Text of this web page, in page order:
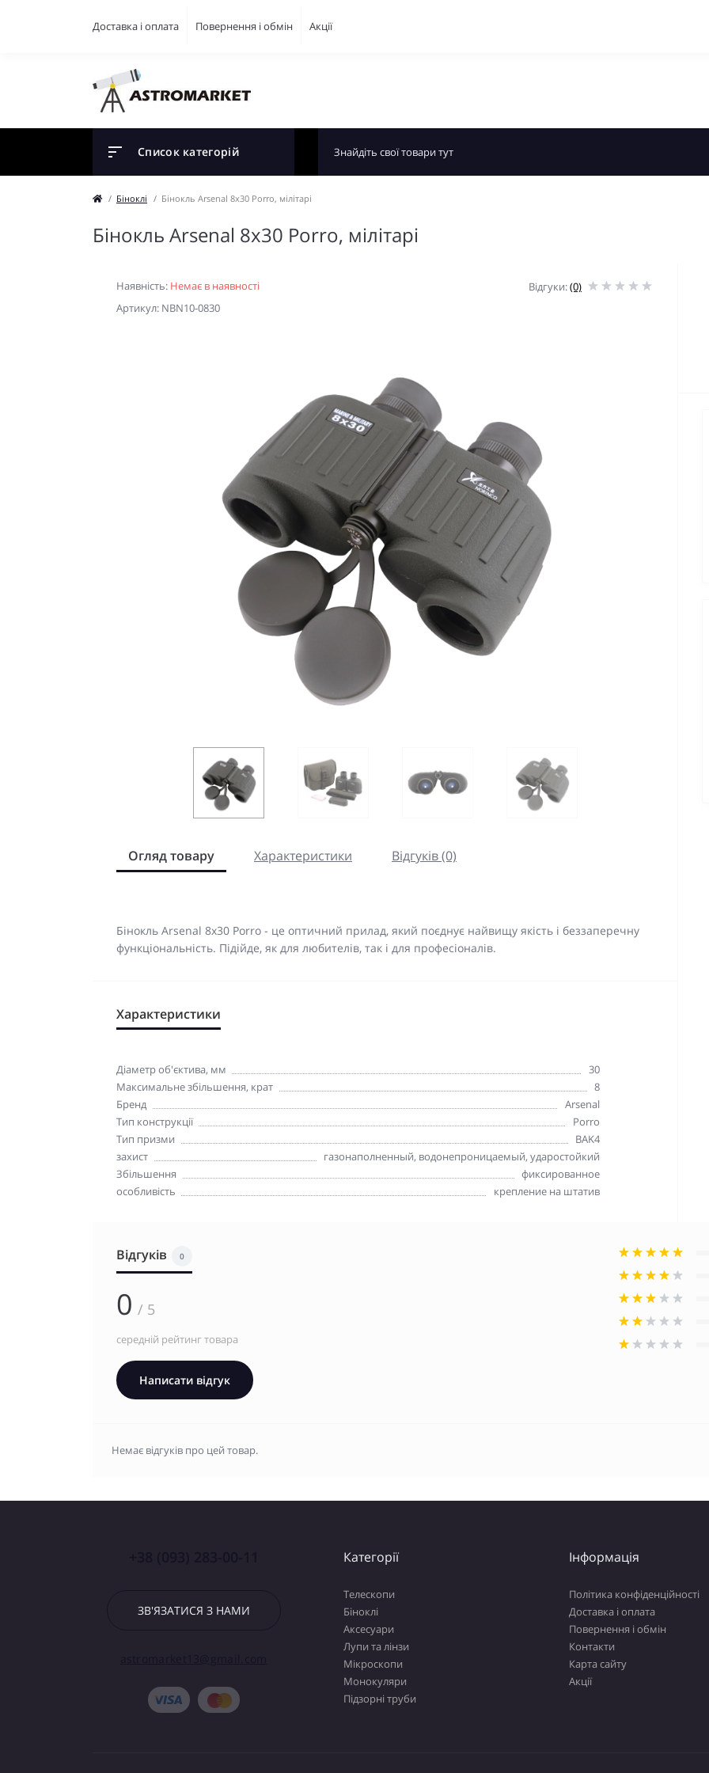
Доставка і оплата Повернення і обмін Акції
Список категорій
Біноклі Бінокль Arsenal 8х30 Porro, мілітарі
Бінокль Arsenal 8х30 Porro, мілітарі
Наявність: Немає в наявності
Артикул: NBN10-0830
Відгуки:(0)
Огляд товару Характеристики Відгуків (0)
Бінокль Arsenal 8х30 Porro - це оптичний прилад, який поєднує найвищу якість і беззаперечну
функціональність. Підійде, як для любителів, так і для професіоналів.
Характеристики
Діаметр об'єктива, мм
30
Максимальне збільшення, крат
8
Бренд
Arsenal
Тип конструкції
Porro
Тип призми
BAK4
захист
газонаполненный, водонепроницаемый, ударостойкий
Збільшення
фиксированное
особливість
крепление на штатив
Відгуків 0
0 / 5
середній рейтинг товара
Написати відгук
Немає відгуків про цей товар.
ЗВ'ЯЗАТИСЯ З НАМИ
Категорії
Телескопи
Біноклі
Аксесуари
Лупи та лінзи
Мікроскопи
Монокуляри
Підзорні труби
Інформація
Політика конфіденційності
Доставка і оплата
Повернення і обмін
Контакти
Карта сайту
Акції